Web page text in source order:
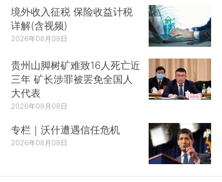
境外收入征税 保险收益计税
详解(含视频)
2026年08月08日
贵州山脚树矿难致16人死亡近
三年 矿长涉罪被罢免全国人
大代表
2026年08月08日
专栏｜沃什遭遇信任危机
2026年08月08日